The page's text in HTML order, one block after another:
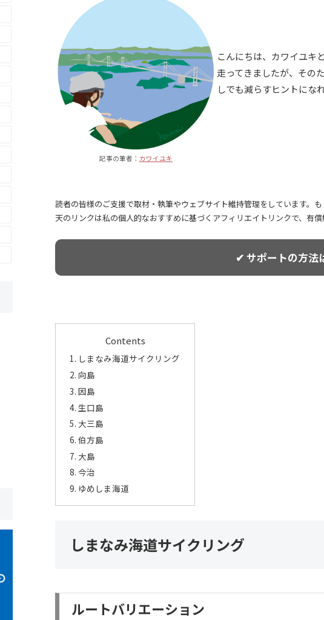
記事の筆者： カワイユキ
こんにちは、カワイユキ
走ってきましたが、その
しでも減らすヒントにな
読者の皆様のご支援で取材・執筆やウェブサイト維持管理をしています。
天のリンクは私の個人的なおすすめに基づくアフィリエイトリンクで、有
✔ サポートの方法
Contents
しまなみ海道サイクリング
向島
因島
生口島
大三島
伯方島
大島
今治
ゆめしま海道
しまなみ海道サイクリング
ルートバリエーション